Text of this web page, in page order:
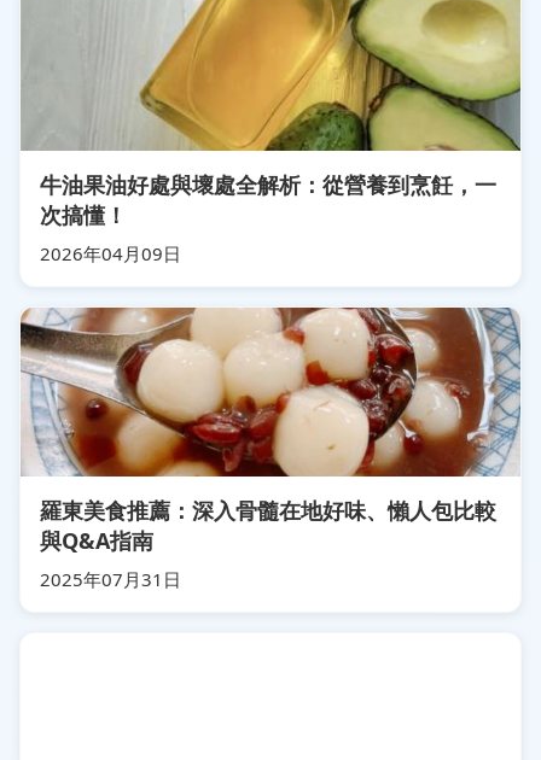
牛油果油好處與壞處全解析：從營養到烹飪，一
次搞懂！
2026年04月09日
羅東美食推薦：深入骨髓在地好味、懶人包比較
與Q&A指南
2025年07月31日